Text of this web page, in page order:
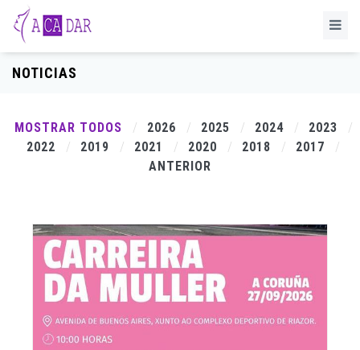
NOTICIAS
MOSTRAR TODOS 2026 2025 2024
2023
2022
2019 2021 2020 2018
2017
ANTERIOR